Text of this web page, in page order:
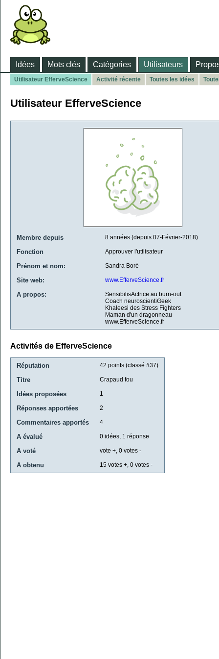
Idées Mots clés Catégories Utilisateurs
Utilisateur EfferveScience Activité récente Toutes les idées
Utilisateur EfferveScience
Membre depuis 8 années (depuis 07-Février-2018)
Fonction Approuver l'utilisateur
Prénom et nom: Sandra Boré
Site web: www.EfferveScience.fr
A propos:
SensibilisActrice au burn-out
Coach neuroscientiGeek
Khaleesi des Stress Fighters
Maman d'un dragonneau
www.EfferveScience.fr
Activités de EfferveScience
Réputation 42 points (classé #37)
Titre Crapaud fou
Idées proposées 1
Réponses apportées 2
Commentaires apportés 4
A évalué 0 idées, 1 réponse
A voté vote +, 0 votes -
A obtenu 15 votes +, 0 votes -